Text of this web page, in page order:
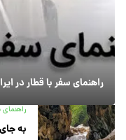
راهنمای سفر با قطار در
به